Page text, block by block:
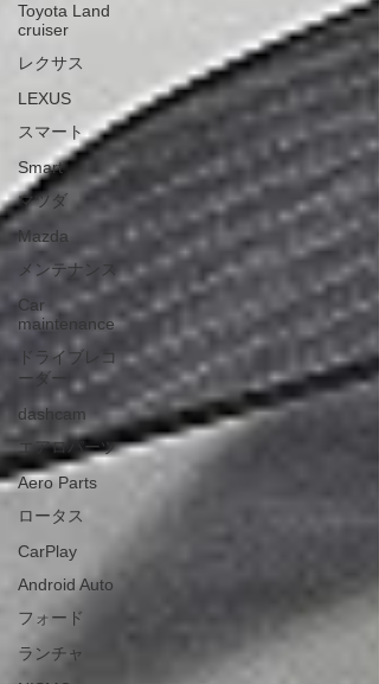
Toyota Land
cruiser
レクサス
LEXUS
スマート
Smart
マツダ
Mazda
メンテナンス
Car
maintenance
ドライブレコ
ーダー
dashcam
エアロパーツ
Aero Parts
ロータス
CarPlay
Android Auto
フォード
ランチャ